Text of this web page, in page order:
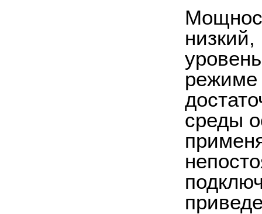
режиме
среды